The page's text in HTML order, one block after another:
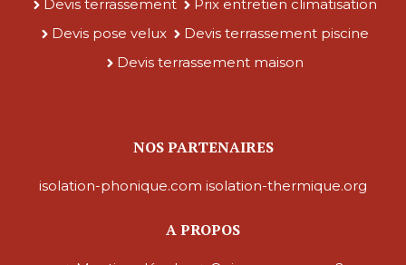
Devis terrassement
Prix entretien climatisation
Devis pose velux
Devis terrassement piscine
Devis terrassement maison
NOS PARTENAIRES
isolation-phonique.com isolation-thermique.org
A PROPOS